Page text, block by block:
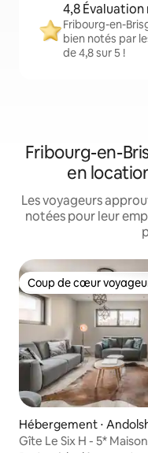
4,8 Évaluation
Fribourg-en-
bien notés par
de 4,8 sur 5 !
Fribourg-en-
en
Les voyageurs
notées pour leur
Coup de cœur
Coup de cœur
Hébergement ⋅
Gîte Le Six H - 5*